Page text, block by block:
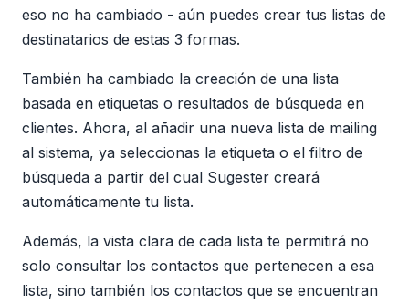
eso no ha cambiado - aún puedes crear tus listas de
destinatarios de estas 3 formas.
También ha cambiado la creación de una lista
basada en etiquetas o resultados de búsqueda en
clientes. Ahora, al añadir una nueva lista de mailing
al sistema, ya seleccionas la etiqueta o el filtro de
búsqueda a partir del cual Sugester creará
automáticamente tu lista.
Además, la vista clara de cada lista te permitirá no
solo consultar los contactos que pertenecen a esa
lista, sino también los contactos que se encuentran